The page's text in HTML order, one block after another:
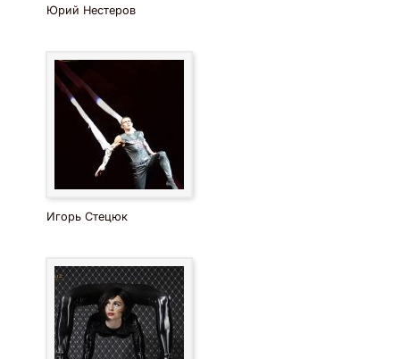
Юрий Нестеров
Игорь Стецюк